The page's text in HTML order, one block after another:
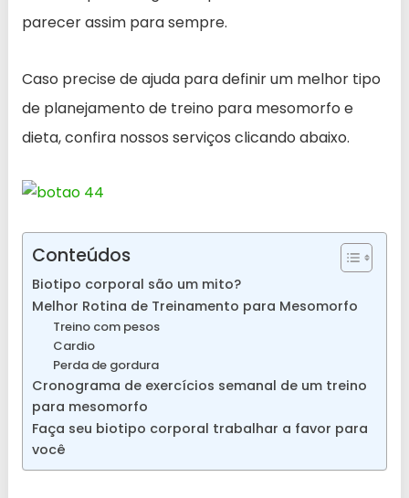
parecer assim para sempre.
Caso precise de ajuda para definir um melhor tipo
de planejamento de treino para mesomorfo e
dieta, confira nossos serviços clicando abaixo.
Conteúdos
Biotipo corporal são um mito?
Melhor Rotina de Treinamento para Mesomorfo
Treino com pesos
Cardio
Perda de gordura
Cronograma de exercícios semanal de um treino
para mesomorfo
Faça seu biotipo corporal trabalhar a favor para
você